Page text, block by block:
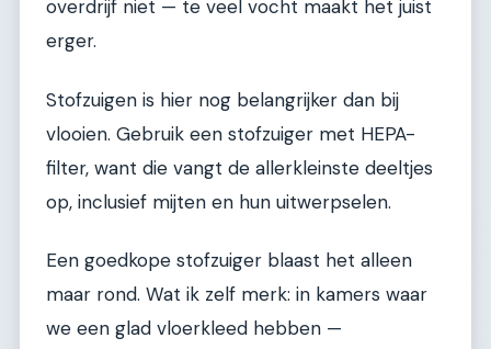
overdrijf niet — te veel vocht maakt het juist
erger.
Stofzuigen is hier nog belangrijker dan bij
vlooien. Gebruik een stofzuiger met HEPA-
filter, want die vangt de allerkleinste deeltjes
op, inclusief mijten en hun uitwerpselen.
Een goedkope stofzuiger blaast het alleen
maar rond. Wat ik zelf merk: in kamers waar
we een glad vloerkleed hebben —